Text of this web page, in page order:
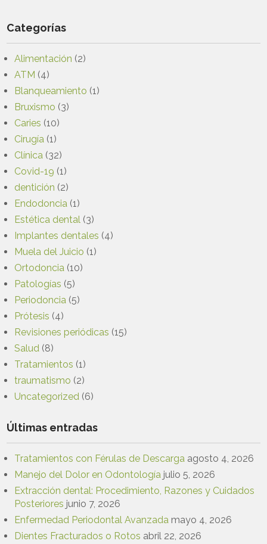
Categorías
Alimentación (2)
ATM (4)
Blanqueamiento (1)
Bruxismo (3)
Caries (10)
Cirugía (1)
Clínica (32)
Covid-19 (1)
dentición (2)
Endodoncia (1)
Estética dental (3)
Implantes dentales (4)
Muela del Juicio (1)
Ortodoncia (10)
Patologías (5)
Periodoncia (5)
Prótesis (4)
Revisiones periódicas (15)
Salud (8)
Tratamientos (1)
traumatismo (2)
Uncategorized (6)
Últimas entradas
Tratamientos con Férulas de Descarga agosto 4, 2026
Manejo del Dolor en Odontología julio 5, 2026
Extracción dental: Procedimiento, Razones y Cuidados
Posteriores junio 7, 2026
Enfermedad Periodontal Avanzada mayo 4, 2026
Dientes Fracturados o Rotos abril 22, 2026